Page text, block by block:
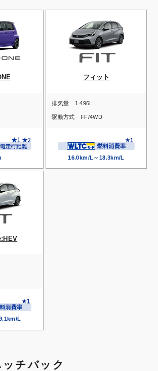
フィット
排気量 1.496L
駆動方式 FF/4WD
16.0km/L～18.3km/L
L
チバック